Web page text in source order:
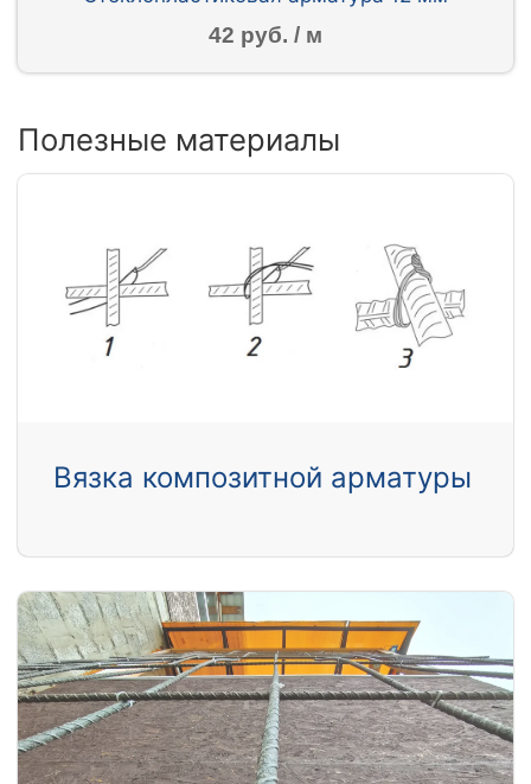
42 руб. / м
Полезные материалы
Вязка композитной арматуры